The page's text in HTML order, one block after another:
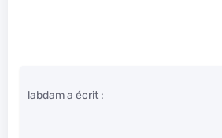
labdam a écrit :